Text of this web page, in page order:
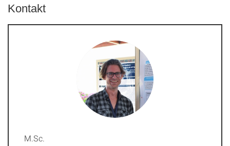
Kontakt
M.Sc.